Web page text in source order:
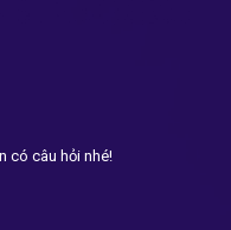
có câu hỏi nhé!